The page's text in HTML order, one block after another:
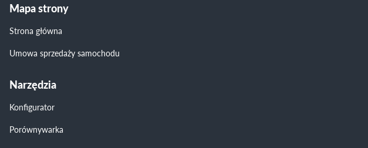
Mapa strony
Strona główna
Umowa sprzedaży samochodu
Narzędzia
Konfigurator
Porównywarka